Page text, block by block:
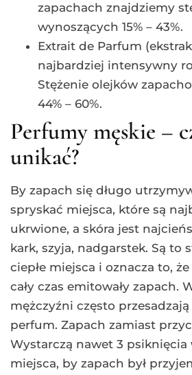
zapachach znajdziemy
wynoszących 15% – 43%.
Extrait de Parfum
najbardziej intensywny
Stężenie olejków
44% – 60%.
Perfumy męskie –
unikać?
By zapach się długo
spryskać miejsca, które są
ukrwione, a skóra jest
kark, szyja, nadgarstek. Są to
ciepłe miejsca i oznacza to,
cały czas emitowały zapach.
mężczyźni często
perfum. Zapach zamiast
Wystarczą nawet 3
miejsca, by zapach był